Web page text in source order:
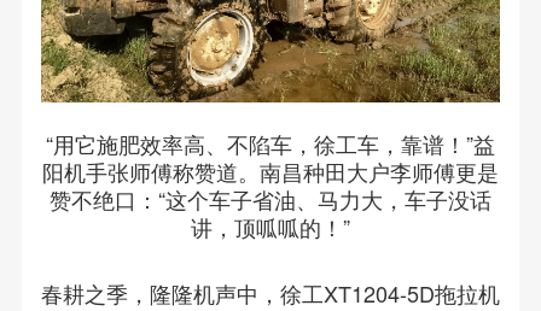
“用它施肥效率高、不陷车，徐工车，靠谱！”益
阳机手张师傅称赞道。南昌种田大户李师傅更是
赞不绝口：“这个车子省油、马力大，车子没话
讲，顶呱呱的！”
春耕之季，隆隆机声中，徐工XT1204-5D拖拉机